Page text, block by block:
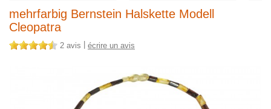
mehrfarbig Bernstein Halskette Modell
Cleopatra
2 avis écrire un avis